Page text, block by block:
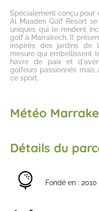
Spécialement conçu pour
Al Maaden Golf Resort
uniques qui le rendent
golf à Marrakech. Il
inspirés des jardins de
mesure qui embellissent
havre de paix et
golfeurs passionnés mais
ce sport.
Météo
Détails du
Fondé en : 2010